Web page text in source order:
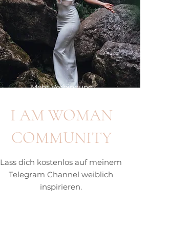
Mehr Verbindung
I AM WOMAN
COMMUNITY
Lass dich kostenlos auf meinem
Telegram Channel weiblich
inspirieren.